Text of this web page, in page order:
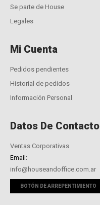
Se parte de House
Legales
Mi Cuenta
Pedidos pendientes
Historial de pedidos
Información Personal
Datos De Contacto
Ventas Corporativas
Email:
info@houseandoffice.com.ar
BOTÓN DE ARREPENTIMIENTO